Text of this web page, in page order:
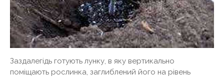
Заздалегідь готують лунку, в яку вертикально
поміщають рослинка, заглиблений його на рівень